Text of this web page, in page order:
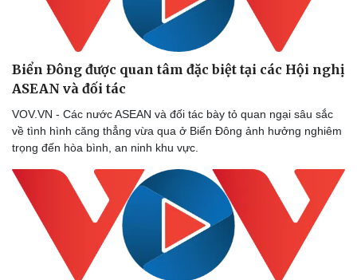
Sân khấu - Điện ảnh
Văn học
Âm nhạc
Di sản
Giải trí
Nghệ sĩ
Thời trang
Biển Đông được quan tâm đặc biệt tại các Hội nghị
ASEAN và đối tác
VOV.VN - Các nước ASEAN và đối tác bày tỏ quan ngại sâu sắc
về tình hình căng thẳng vừa qua ở Biển Đông ảnh hưởng nghiêm
trọng đến hòa bình, an ninh khu vực.